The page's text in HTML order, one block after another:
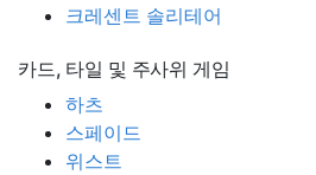
크레센트 솔리테어
카드, 타일 및 주사위 게임
하츠
스페이드
위스트